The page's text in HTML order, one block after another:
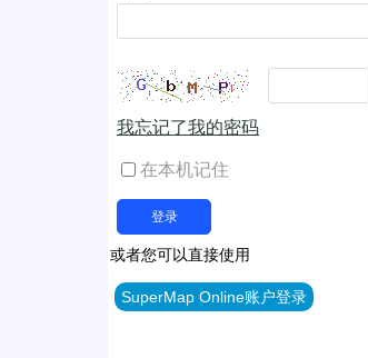
我忘记了我的密码
在本机记住
或者您可以直接使用